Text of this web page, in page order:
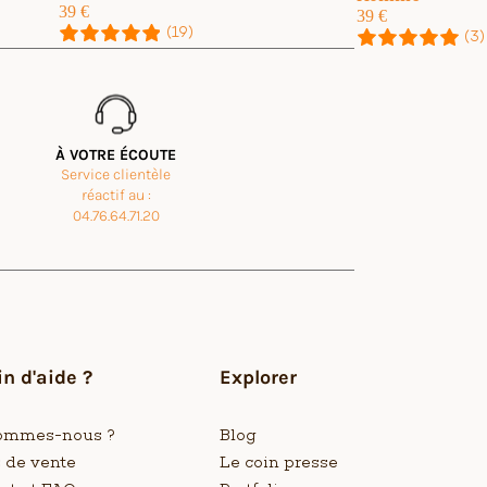
39 €
(19)
39 €
(3)
À VOTRE ÉCOUTE
Service clientèle
réactif au :
04.76.64.71.20
d'aide ?
nous ?
de vente
Explorer
Blog
Le coin presse